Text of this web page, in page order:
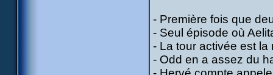
- Première fois que
- Seul épisode où
- La tour activée est
- Odd en a assez du